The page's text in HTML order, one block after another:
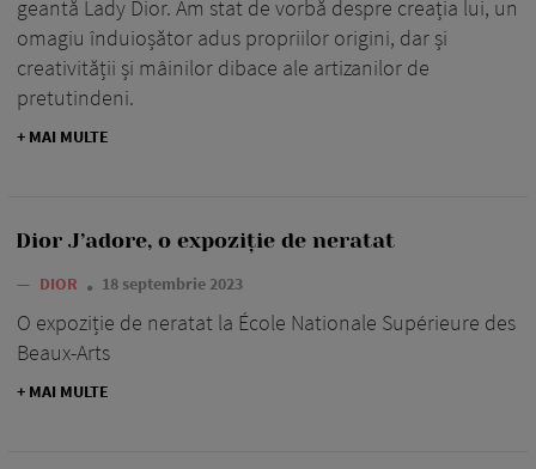
geantă Lady Dior. Am stat de vorbă despre creația lui, un
omagiu înduioșător adus propriilor origini, dar și
creativității și mâinilor dibace ale artizanilor de
pretutindeni.
+ MAI MULTE
Dior J’adore, o expoziție de neratat
— DIOR 18 septembrie 2023
O expoziție de neratat la École Nationale Supérieure des
Beaux-Arts
+ MAI MULTE